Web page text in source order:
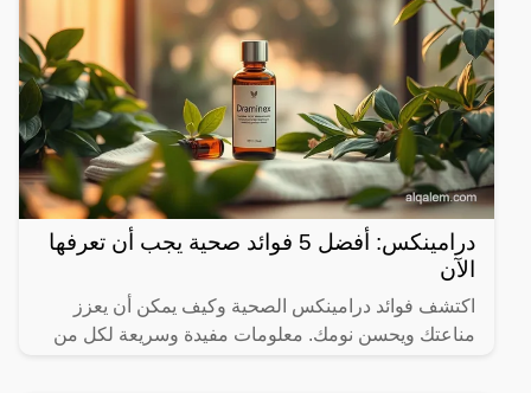
درامينكس: أفضل 5 فوائد صحية يجب أن تعرفها
الآن
اكتشف فوائد درامينكس الصحية وكيف يمكن أن يعزز
مناعتك ويحسن نومك. معلومات مفيدة وسريعة لكل من